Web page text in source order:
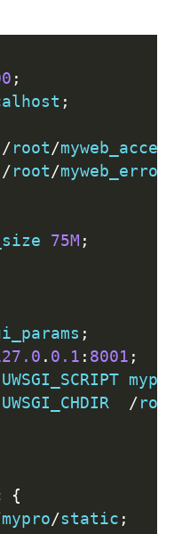
;
;
/root/
/root/myweb_error
75M ;
;
. 0.1 : 8001 ;
UWSGI_CHDIR
/
{
mypro/static ;